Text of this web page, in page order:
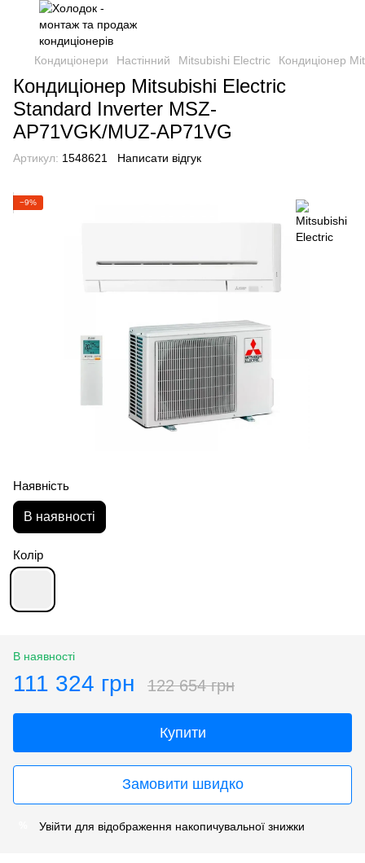
Кондиціонери Настінний Mitsubishi Electric Кондиціонер
Кондиціонер Mitsubishi Electric
Standard Inverter MSZ-
AP71VGK/MUZ-AP71VG
Артикул: 1548621 Написати відгук
−9%
Наявність
В наявності
Колір
В наявності
111 324 грн 122 654 грн
Купити
Замовити швидко
Увійти для відображення накопичувальної знижки